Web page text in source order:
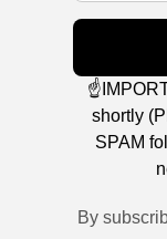
shortly
SPAM
By